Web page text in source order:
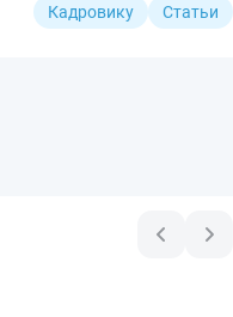
Кадровику Статьи